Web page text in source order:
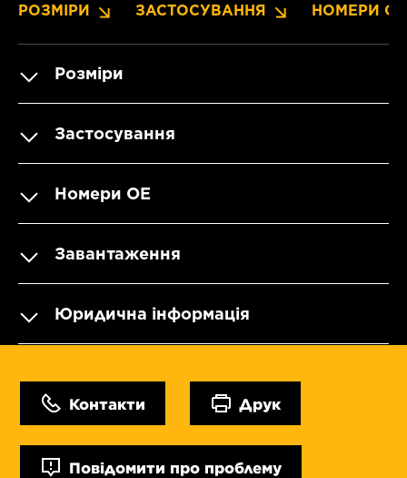
РОЗМІРИ ЗАСТОСУВАННЯ НОМЕРИ OE
Розміри
Застосування
Номери OE
Завантаження
Юридична інформація
Контакти Друк
Повідомити про проблему